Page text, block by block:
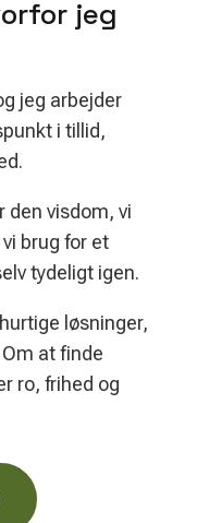
jeg
jeg arbejder
i tillid,
den visdom, vi
brug for et
tydeligt igen.
løsninger,
at finde
ro, frihed og